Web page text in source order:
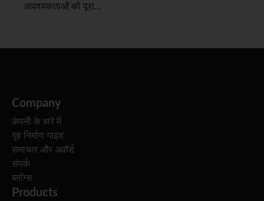
आवश्यकताओं को पूरा…
Company
कंपनी के बारे में
गृह निर्माण गाइड
समाचार और अवॉर्ड
संपर्क
ब्लॉग्स
Products